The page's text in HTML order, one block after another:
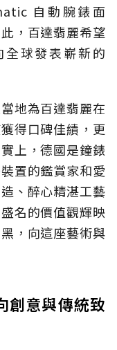
自動腕錶面
，百達翡麗希望
球發表嶄新的
地為百達翡麗在
得口碑佳績，更
上，德國是鐘錶
置的鑑賞家和愛
、醉心精湛工藝
名的價值觀輝映
，向這座藝術與
意與傳統致